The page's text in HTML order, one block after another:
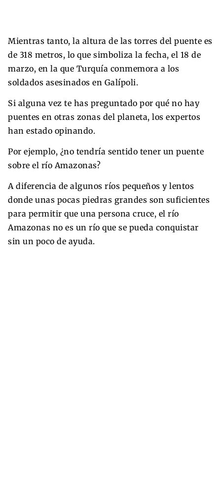
Mientras tanto, la altura de las torres del puente es
de 318 metros, lo que simboliza la fecha, el 18 de
marzo, en la que Turquía conmemora a los
soldados asesinados en Galípoli.
Si alguna vez te has preguntado por qué no hay
puentes en otras zonas del planeta, los expertos
han estado opinando.
Por ejemplo, ¿no tendría sentido tener un puente
sobre el río Amazonas?
A diferencia de algunos ríos pequeños y lentos
donde unas pocas piedras grandes son suficientes
para permitir que una persona cruce, el río
Amazonas no es un río que se pueda conquistar
sin un poco de ayuda.